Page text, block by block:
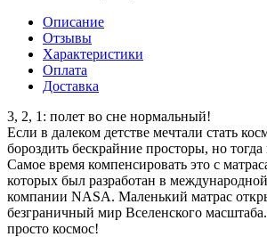
Описание
Отзывы
Характеристики
Оплата
Доставка
3, 2, 1: полет во сне нормальный!
Если в далеком детстве мечтали стать
бороздить бескрайние просторы, но
Самое время компенсировать это с
которых был разработан в
компании NASA. Маленький матрас
безграничный мир Вселенского
просто космос!